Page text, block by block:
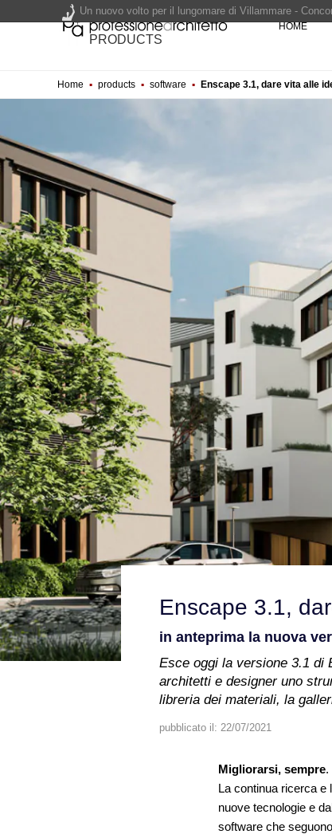
PRODUCTS
HOME
Home ▪ products ▪ software ▪ Enscape 3.1, dare vita alle
Enscape 3.1,
in anteprima la nuova
Esce oggi la versione 3.1 di
architetti e designer uno
libreria dei materiali, la
pubblicato il: 22/07/2021
Migliorarsi, sempre.
La continua ricerca e
nuove tecnologie e
software che
Un nuovo volto per il lungomare di Villammare -